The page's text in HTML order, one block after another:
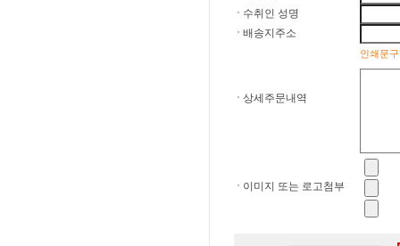
수취인 성명
배송지주소
상세주문내역
인쇄문
이미지 또는 로고첨부